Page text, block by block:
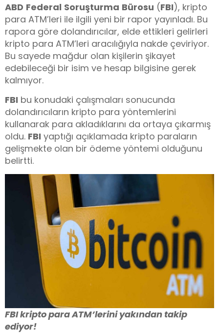
ABD Federal Soruşturma Bürosu (FBI), kripto
para ATM’leri ile ilgili yeni bir rapor yayınladı. Bu
rapora göre dolandırıcılar, elde ettikleri gelirleri
kripto para ATM’leri aracılığıyla nakde çeviriyor.
Bu sayede mağdur olan kişilerin şikayet
edebileceği bir isim ve hesap bilgisine gerek
kalmıyor.
FBI bu konudaki çalışmaları sonucunda
dolandırıcıların kripto para yöntemlerini
kullanarak para akladıklarını da ortaya çıkarmış
oldu. FBI yaptığı açıklamada kripto paraların
gelişmekte olan bir ödeme yöntemi olduğunu
belirtti.
FBI kripto para ATM’lerini yakından takip
ediyor!